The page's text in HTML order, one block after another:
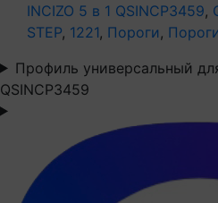
INCIZO 5 в 1 QSINCP3459,
STEP, 1221, Пороги ,
Профиль универсальный
QSINCP3459